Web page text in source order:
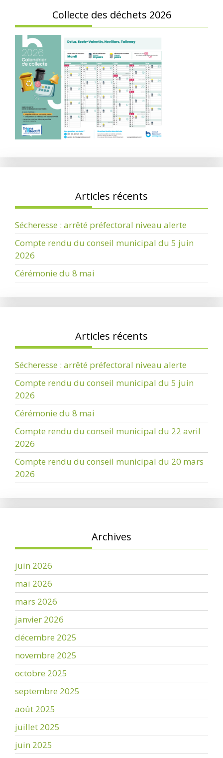
Collecte des déchets 2026
Articles récents
Sécheresse : arrêté préfectoral niveau alerte
Compte rendu du conseil municipal du 5 juin
2026
Cérémonie du 8 mai
Articles récents
Sécheresse : arrêté préfectoral niveau alerte
Compte rendu du conseil municipal du 5 juin
2026
Cérémonie du 8 mai
Compte rendu du conseil municipal du 22 avril
2026
Compte rendu du conseil municipal du 20 mars
2026
Archives
juin 2026
mai 2026
mars 2026
janvier 2026
décembre 2025
novembre 2025
octobre 2025
septembre 2025
août 2025
juillet 2025
juin 2025